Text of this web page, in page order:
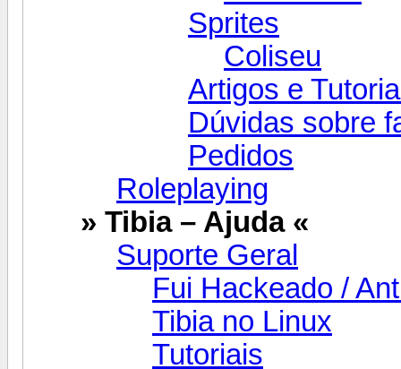
Sprites
Coliseu
Artigos e
Dúvidas sobre
Pedidos
Roleplaying
» Tibia – Ajuda «
Suporte Geral
Fui Hackeado /
Tibia no Linux
Tutoriais